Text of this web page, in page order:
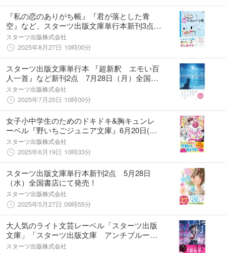
『私の恋のありがち帳』『君が落とした青
空』など、スターツ出版文庫単行本新刊3点
8月28日（木）全国書店にて発売！
スターツ出版株式会社
2025年8月27日 10時00分
スターツ出版文庫単行本 『超新釈 エモい百
人一首』など新刊2点 7月28日（月）全国書
店にて発売！
スターツ出版株式会社
2025年7月25日 10時00分
女子小中学生のためのドキドキ&胸キュンレ
ーベル『野いちごジュニア文庫』6月20日(金)
全国書店にて発売開始! !
スターツ出版株式会社
2025年6月19日 10時33分
スターツ出版文庫単行本新刊2点 5月28日
（水）全国書店にて発売！
スターツ出版株式会社
2025年5月27日 09時55分
大人気のライト文芸レーベル「スターツ出版
文庫」「スターツ出版文庫 アンチブルー」
新刊 5月28日（水）全国書店にて発売！
スターツ出版株式会社